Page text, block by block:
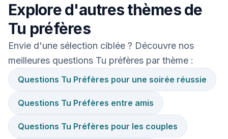
Explore d'autres thèmes de
Tu préfères
Envie d'une sélection ciblée ? Découvre nos
meilleures questions Tu préfères par thème :
Questions Tu Préfères pour une soirée réussie
Questions Tu Préfères entre amis
Questions Tu Préfères pour les couples